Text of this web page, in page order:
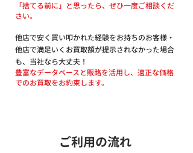
「捨てる前に」と思ったら、ぜひ一度ご相談くだ
さい。
他店で安く買い叩かれた経験をお持ちのお客様・
他店で満足いくお買取額が提示されなかった場合
も、当社なら大丈夫！
豊富なデータベースと販路を活用し、適正な価格
でのお買取をお約束します。
ご利用の流れ